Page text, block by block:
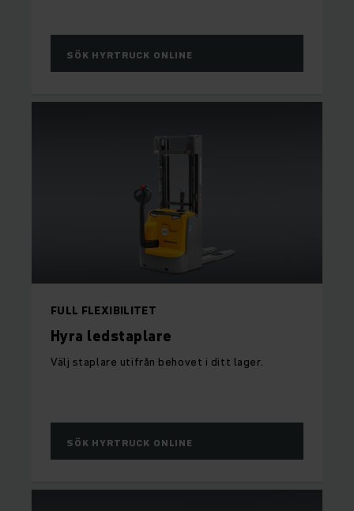
SÖK HYRTRUCK ONLINE
FULL FLEXIBILITET
Hyra ledstaplare
Välj staplare utifrån behovet i ditt lager.
SÖK HYRTRUCK ONLINE